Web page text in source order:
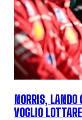
NORRIS,
VOGLIO